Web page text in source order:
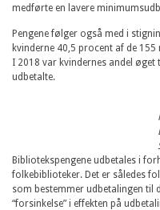
medførte en lavere
Pengene følger også med i
kvinderne 40,5 procent af de
I 2018 var kvindernes andel
udbetalte.
Bibliotekspengene udbetales i
folkebiblioteker. Det er således
som bestemmer udbetalingen til
“forsinkelse” i effekten på